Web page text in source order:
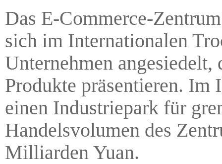
Das E-Commerce-
sich im Internationalen
Unternehmen
Produkte präsentieren. Im
einen Industriepark für
Handelsvolumen des
Milliarden Yuan.